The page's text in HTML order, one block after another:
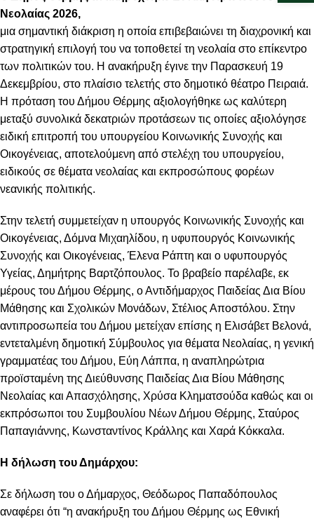
Νεολαίας 2026,
μια σημαντική διάκριση η οποία επιβεβαιώνει τη διαχρονική και
στρατηγική επιλογή του να τοποθετεί τη νεολαία στο επίκεντρο
των πολιτικών του. Η ανακήρυξη έγινε την Παρασκευή 19
Δεκεμβρίου, στο πλαίσιο τελετής στο δημοτικό θέατρο Πειραιά.
Η πρόταση του Δήμου Θέρμης αξιολογήθηκε ως καλύτερη
μεταξύ συνολικά δεκατριών προτάσεων τις οποίες αξιολόγησε
ειδική επιτροπή του υπουργείου Κοινωνικής Συνοχής και
Οικογένειας, αποτελούμενη από στελέχη του υπουργείου,
ειδικούς σε θέματα νεολαίας και εκπροσώπους φορέων
νεανικής πολιτικής.
Στην τελετή συμμετείχαν η υπουργός Κοινωνικής Συνοχής και
Οικογένειας, Δόμνα Μιχαηλίδου, η υφυπουργός Κοινωνικής
Συνοχής και Οικογένειας, Έλενα Ράπτη και ο υφυπουργός
Υγείας, Δημήτρης Βαρτζόπουλος. Το βραβείο παρέλαβε, εκ
μέρους του Δήμου Θέρμης, ο Αντιδήμαρχος Παιδείας Δια Βίου
Μάθησης και Σχολικών Μονάδων, Στέλιος Αποστόλου. Στην
αντιπροσωπεία του Δήμου μετείχαν επίσης η Ελισάβετ Βελονά,
εντεταλμένη δημοτική Σύμβουλος για θέματα Νεολαίας, η γενική
γραμματέας του Δήμου, Εύη Λάππα, η αναπληρώτρια
προϊσταμένη της Διεύθυνσης Παιδείας Δια Βίου Μάθησης
Νεολαίας και Απασχόλησης, Χρύσα Κληματσούδα καθώς και οι
εκπρόσωποι του Συμβουλίου Νέων Δήμου Θέρμης, Σταύρος
Παπαγιάννης, Κωνσταντίνος Κράλλης και Χαρά Κόκκαλα.
Η δήλωση του Δημάρχου:
Σε δήλωση του ο Δήμαρχος, Θεόδωρος Παπαδόπουλος
αναφέρει ότι “η ανακήρυξη του Δήμου Θέρμης ως Εθνική